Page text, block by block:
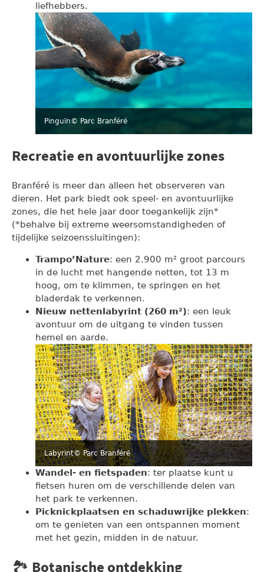
liefhebbers.
Pinguïn© Parc Branféré
Recreatie en avontuurlijke zones
Branféré is meer dan alleen het observeren van
dieren. Het park biedt ook speel- en avontuurlijke
zones, die het hele jaar door toegankelijk zijn*
(*behalve bij extreme weersomstandigheden of
tijdelijke seizoenssluitingen):
Trampo’Nature: een 2.900 m² groot parcours
in de lucht met hangende netten, tot 13 m
hoog, om te klimmen, te springen en het
bladerdak te verkennen.
Nieuw nettenlabyrint (260 m²): een leuk
avontuur om de uitgang te vinden tussen
hemel en aarde.
Labyrint© Parc Branféré
Wandel- en fietspaden: ter plaatse kunt u
fietsen huren om de verschillende delen van
het park te verkennen.
Picknickplaatsen en schaduwrijke plekken:
om te genieten van een ontspannen moment
met het gezin, midden in de natuur.